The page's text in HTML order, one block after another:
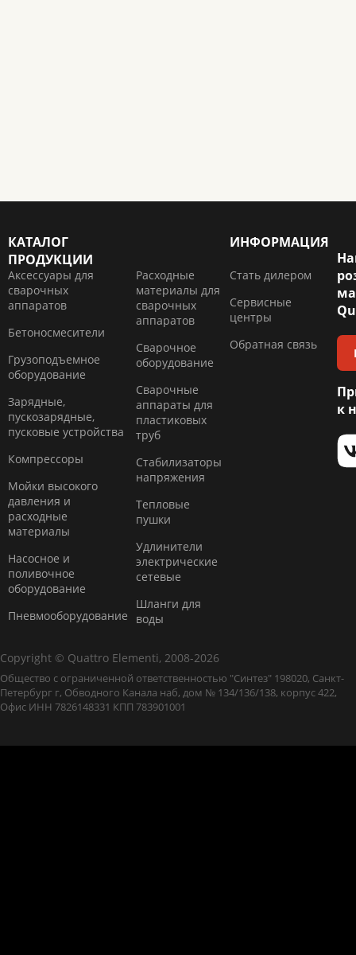
КАТАЛОГ
ПРОДУКЦИИ
Аксессуары для
сварочных
аппаратов
Бетоносмесители
Грузоподъемное
оборудование
Зарядные,
пускозарядные,
пусковые устройства
Компресcоры
Мойки высокого
давления и
расходные
материалы
Насосное и
поливочное
оборудование
Пневмооборудование
Расходные
материалы для
сварочных
аппаратов
Сварочное
оборудование
Сварочные
аппараты для
пластиковых
труб
Стабилизаторы
напряжения
Тепловые
пушки
Удлинители
электрические
сетевые
Шланги для
воды
ИНФОРМАЦИЯ
Стать дилером
Сервисные
центры
Обратная связь
к
Copyright © Quattro Elementi, 2008-2026
Общество с ограниченной ответственностью "Синтез" 198020, Санкт-
Петербург г, Обводного Канала наб, дом № 134/136/138, корпус 422,
Офис ИНН 7826148331 КПП 783901001